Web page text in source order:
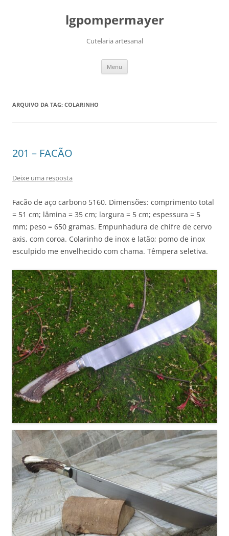
lgpompermayer
Cutelaria artesanal
Menu
ARQUIVO DA TAG: COLARINHO
201 – FACÃO
Deixe uma resposta
Facão de aço carbono 5160. Dimensões: comprimento total
= 51 cm; lâmina = 35 cm; largura = 5 cm; espessura = 5
mm; peso = 650 gramas. Empunhadura de chifre de cervo
axis, com coroa. Colarinho de inox e latão; pomo de inox
esculpido me envelhecido com chama. Têmpera seletiva.